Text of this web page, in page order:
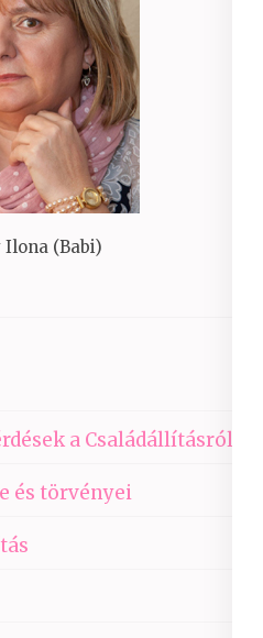
Ilona (Babi)
a Családállításról
és törvényei